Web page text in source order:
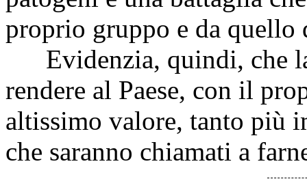
proprio gruppo e da
Evidenzia, quindi, che
rendere al Paese, con il
altissimo valore, tanto più
che saranno chiamati a